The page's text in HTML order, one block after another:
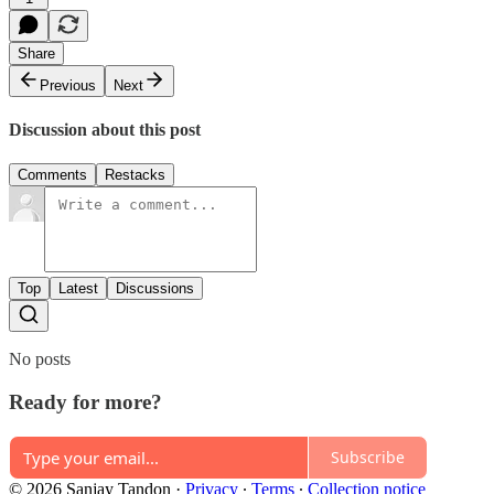
Share
Previous
Next
Discussion about this post
Comments Restacks
Top Latest Discussions
No posts
Ready for more?
Subscribe
© 2026 Sanjay Tandon · Privacy ∙ Terms ∙ Collection notice